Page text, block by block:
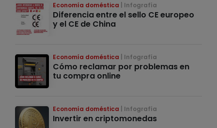
Economía doméstica Infografía
Diferencia entre el sello CE europeo
y el CE de China
Economía doméstica Infografía
Cómo reclamar por problemas en
tu compra online
Economía doméstica Infografía
Invertir en criptomonedas